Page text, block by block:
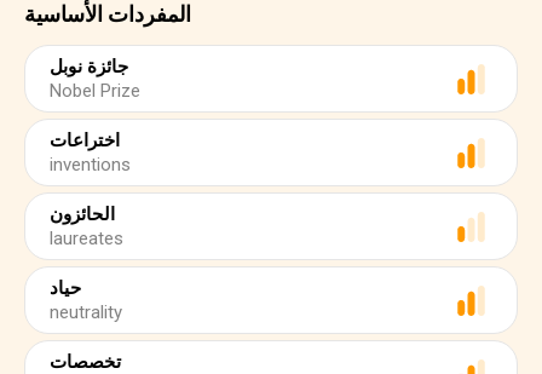
المفردات الأساسية
جائزة نوبل
Nobel Prize
اختراعات
inventions
الحائزون
laureates
حياد
neutrality
تخصصات